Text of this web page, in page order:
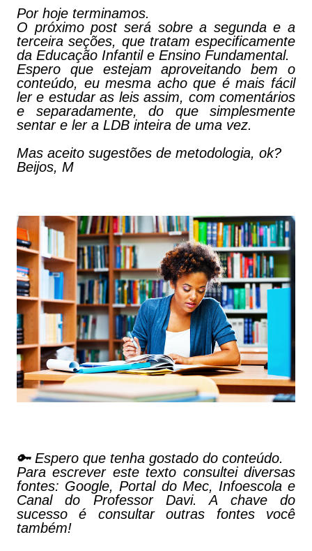
Por hoje terminamos.
O próximo post será sobre a segunda e a
terceira seções, que tratam especificamente
da Educação Infantil e Ensino Fundamental.
Espero que estejam aproveitando bem o
conteúdo, eu mesma acho que é mais fácil
ler e estudar as leis assim, com comentários
e separadamente, do que simplesmente
sentar e ler a LDB inteira de uma vez.
Mas aceito sugestões de metodologia, ok?
Beijos, M
🔑 Espero que tenha gostado do conteúdo.
Para escrever este texto consultei diversas
fontes: Google, Portal do Mec, Infoescola e
Canal do Professor Davi. A chave do
sucesso é consultar outras fontes você
também!